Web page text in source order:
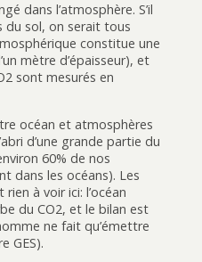
dans l’atmosphère. S’il
du sol, on serait tous
constitue une
mètre d’épaisseur), et
sont mesurés en
océan et atmosphères
d’une grande partie du
60% de nos
dans les océans). Les
à voir ici: l’océan
du CO2, et le bilan est
ne fait qu’émettre
GES).